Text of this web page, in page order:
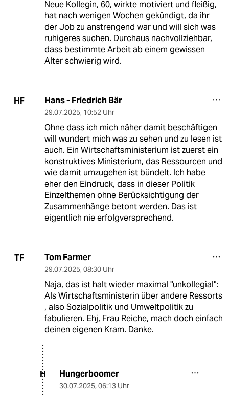
Neue Kollegin, 60, wirkte motiviert und fleißig,
hat nach wenigen Wochen gekündigt, da ihr
der Job zu anstrengend war und will sich was
ruhigeres suchen. Durchaus nachvollziehbar,
dass bestimmte Arbeit ab einem gewissen
Alter schwierig wird.
HF Hans - Friedrich Bär
29.07.2025, 10:52 Uhr
Ohne dass ich mich näher damit beschäftigen
will wundert mich was zu sehen und zu lesen ist
auch. Ein Wirtschaftsministerium ist zuerst ein
konstruktives Ministerium, das Ressourcen und
wie damit umzugehen ist bündelt. Ich habe
eher den Eindruck, dass in dieser Politik
Einzelthemen ohne Berücksichtigung der
Zusammenhänge betont werden. Das ist
eigentlich nie erfolgversprechend.
TF Tom Farmer
29.07.2025, 08:30 Uhr
Naja, das ist halt wieder maximal "unkollegial":
Als Wirtschaftsministerin über andere Ressorts
, also Sozialpolitik und Umweltpolitik zu
fabulieren. Ehj, Frau Reiche, mach doch einfach
deinen eigenen Kram. Danke.
H Hungerboomer
30.07.2025, 06:13 Uhr